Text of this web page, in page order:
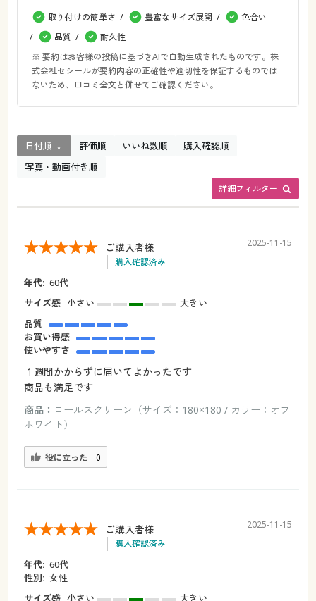
取り付けの簡単さ 豊富なサイズ展開
色合い
品質
耐久性
※ 要約はお客様の投稿に基づきAIで自動生成されたものです。株
式会社セシールが要約内容の正確性や適切性を保証するものでは
ないため、口コミ全文と併せてご確認ください。
詳細フィルター
日付順 ↓ 評価順 いいね数順
購入確認順
写真・動画付き順
ご購入者様
購入確認済み
2025-11-15
年代: 60代
サイズ感 小さい
大きい
品質
お買い得感
使いやすさ
１週間かからずに届いてよかったです
商品も満足です
商品： ロールスクリーン（サイズ：180×180 / カラー：オフ
ホワイト）
役に立った 0
ご購入者様
購入確認済み
2025-11-15
年代: 60代
性別: 女性
サイズ感 小さい 大きい